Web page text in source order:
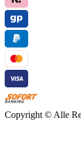
Copyright © Alle